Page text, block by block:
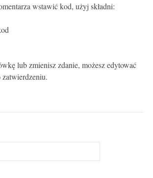
wstawić kod, użyj składni:
lub zmienisz zdanie, możesz edytować